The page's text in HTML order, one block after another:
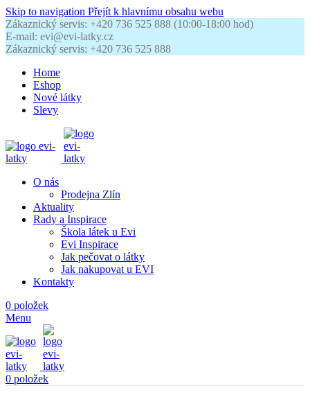
Skip to navigation Přejít k hlavnímu obsahu webu
Zákaznický servis: +420 736 525 888 (10:00-18:00 hod)
E-mail: evi@evi-latky.cz
Zákaznický servis: +420 736 525 888
Home
Eshop
Nové látky
Slevy
O nás
Prodejna Zlín
Aktuality
Rady a Inspirace
Škola látek u Evi
Evi Inspirace
Jak pečovat o látky
Jak nakupovat u EVI
Kontakty
0 položek
Menu
0 položek